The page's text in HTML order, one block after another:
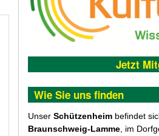
Jetzt
Wie Sie uns finden
Unser Schützenheimbefindet
Braunschweig-Lamme, im